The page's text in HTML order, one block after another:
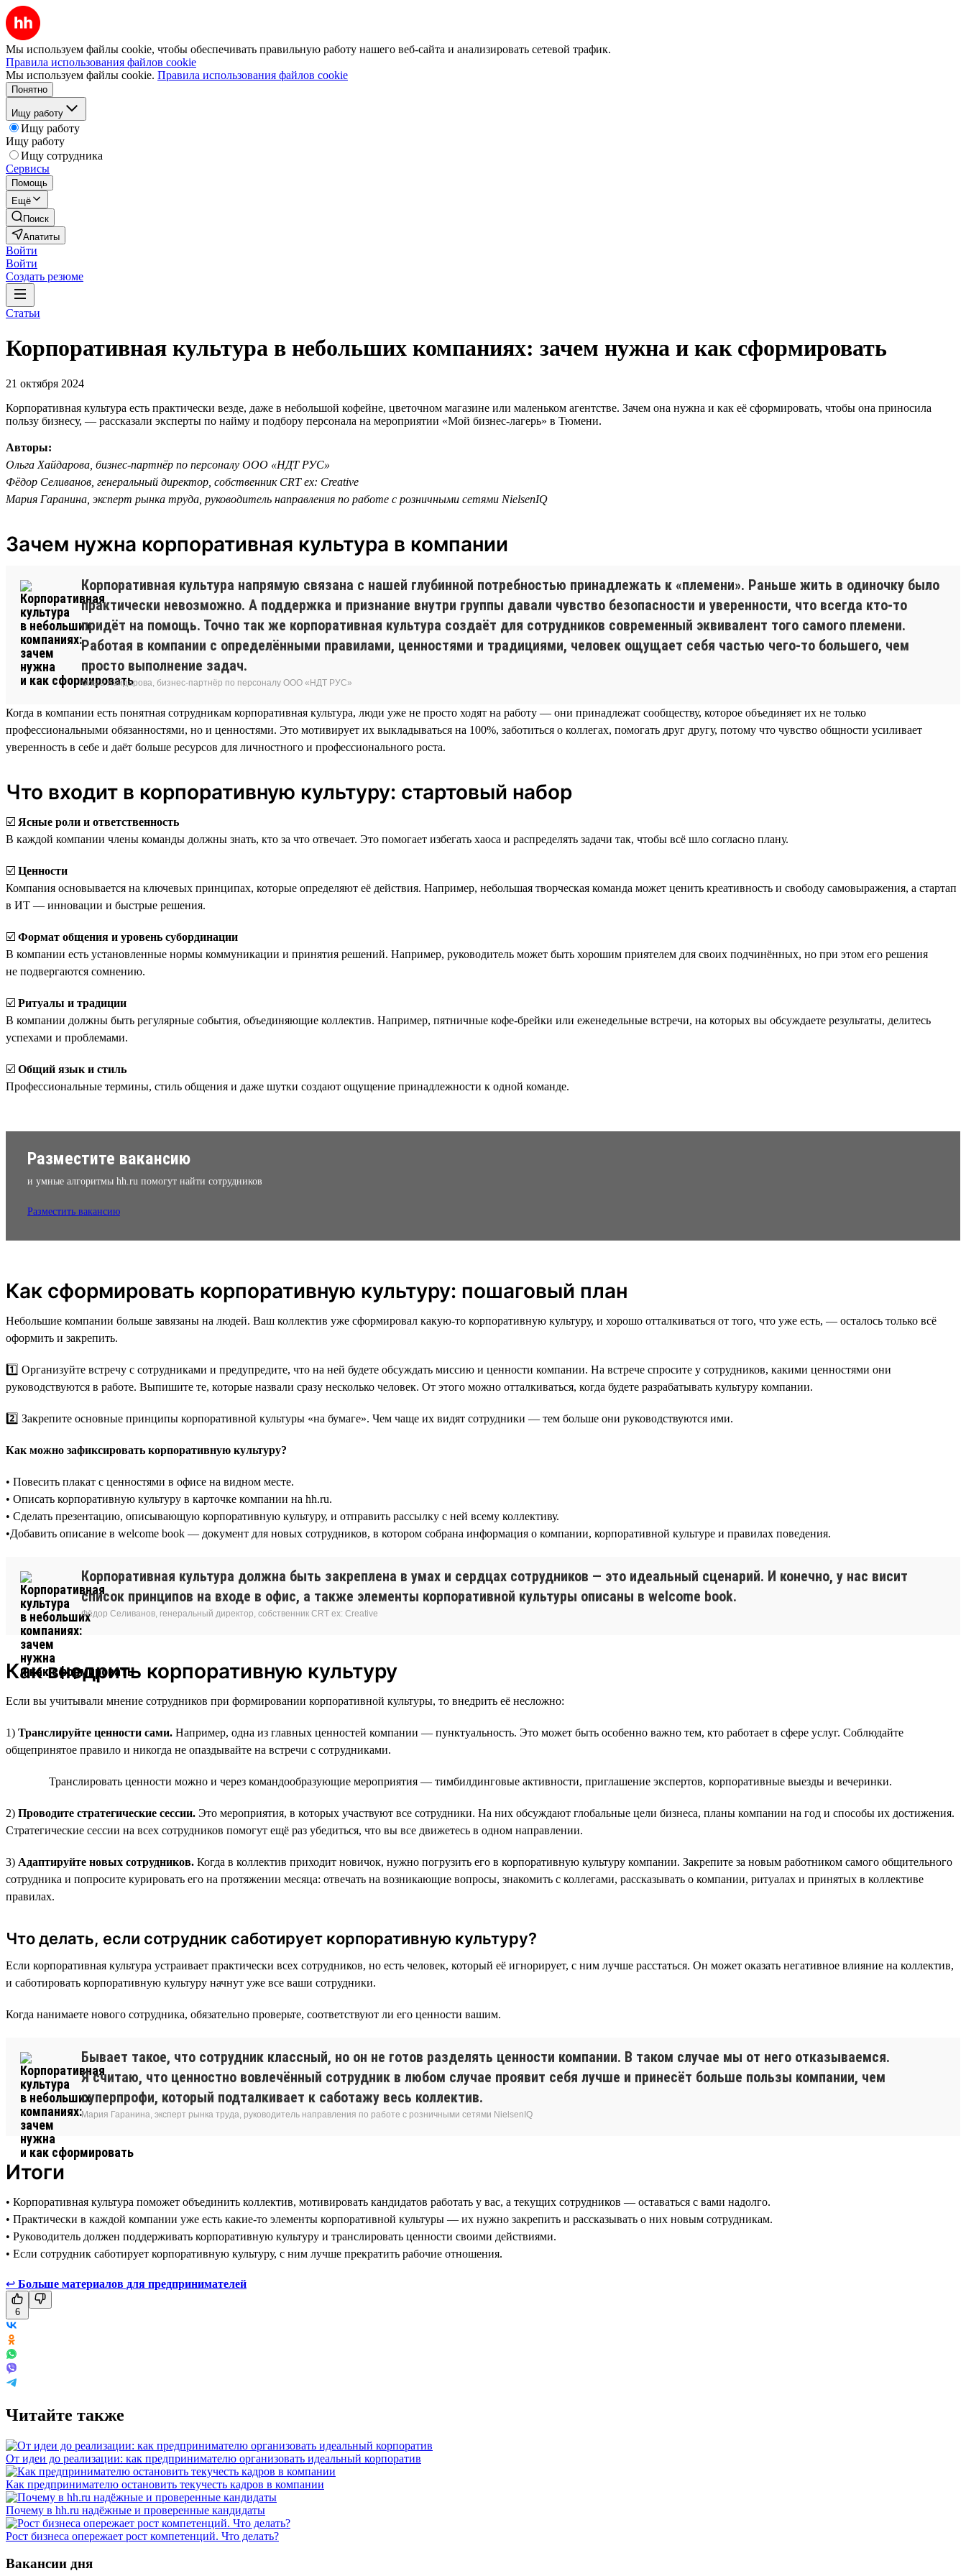
Мы используем файлы cookie, чтобы обеспечивать правильную работу нашего веб-сайта и анализировать сетевой трафик.
Правила использования файлов cookie
Мы используем файлы cookie. Правила использования файлов cookie
Понятно
Ищу работу
Ищу работу
Ищу работу
Ищу сотрудника
Сервисы
Помощь
Ещё
Поиск
Апатиты
Войти
Войти
Создать резюме
Статьи
Корпоративная культура в небольших компаниях: зачем нужна и как сформировать
21 октября 2024
Корпоративная культура есть практически везде, даже в небольшой кофейне, цветочном магазине или маленьком агентстве. Зачем она нужна и как её сформировать, чтобы она приносила
пользу бизнесу, — рассказали эксперты по найму и подбору персонала на мероприятии «Мой бизнес-лагерь» в Тюмени.
Авторы:
Ольга Хайдарова, бизнес-партнёр по персоналу ООО «НДТ РУС»
Фёдор Селиванов, генеральный директор, собственник CRT ex: Creative
Мария Гаранина, эксперт рынка труда, руководитель направления по работе с розничными сетями NielsenIQ
Зачем нужна корпоративная культура в компании
Корпоративная культура напрямую связана с нашей глубинной потребностью принадлежать к «племени». Раньше жить в одиночку было
практически невозможно. А поддержка и признание внутри группы давали чувство безопасности и уверенности, что всегда кто-то
придёт на помощь. Точно так же корпоративная культура создаёт для сотрудников современный эквивалент того самого племени.
Работая в компании с определёнными правилами, ценностями и традициями, человек ощущает себя частью чего-то большего, чем
просто выполнение задач.
Ольга Хайдарова, бизнес-партнёр по персоналу ООО «НДТ РУС»
Когда в компании есть понятная сотрудникам корпоративная культура, люди уже не просто ходят на работу — они принадлежат сообществу, которое объединяет их не только
профессиональными обязанностями, но и ценностями. Это мотивирует их выкладываться на 100%, заботиться о коллегах, помогать друг другу, потому что чувство общности усиливает
уверенность в себе и даёт больше ресурсов для личностного и профессионального роста.
Что входит в корпоративную культуру: стартовый набор
☑️ Ясные роли и ответственность
В каждой компании члены команды должны знать, кто за что отвечает. Это помогает избегать хаоса и распределять задачи так, чтобы всё шло согласно плану.
☑️ Ценности
Компания основывается на ключевых принципах, которые определяют её действия. Например, небольшая творческая команда может ценить креативность и свободу самовыражения, а стартап
в ИТ — инновации и быстрые решения.
☑️ Формат общения и уровень субординации
В компании есть установленные нормы коммуникации и принятия решений. Например, руководитель может быть хорошим приятелем для своих подчинённых, но при этом его решения
не подвергаются сомнению.
☑️ Ритуалы и традиции
В компании должны быть регулярные события, объединяющие коллектив. Например, пятничные кофе-брейки или еженедельные встречи, на которых вы обсуждаете результаты, делитесь
успехами и проблемами.
☑️ Общий язык и стиль
Профессиональные термины, стиль общения и даже шутки создают ощущение принадлежности к одной команде.
Разместите вакансию
и умные алгоритмы hh.ru помогут найти сотрудников
Разместить вакансию
Как сформировать корпоративную культуру: пошаговый план
Небольшие компании больше завязаны на людей. Ваш коллектив уже сформировал какую-то корпоративную культуру, и хорошо отталкиваться от того, что уже есть, — осталось только всё
оформить и закрепить.
1️⃣ Организуйте встречу с сотрудниками и предупредите, что на ней будете обсуждать миссию и ценности компании. На встрече спросите у сотрудников, какими ценностями они
руководствуются в работе. Выпишите те, которые назвали сразу несколько человек. От этого можно отталкиваться, когда будете разрабатывать культуру компании.
2️⃣ Закрепите основные принципы корпоративной культуры «на бумаге». Чем чаще их видят сотрудники — тем больше они руководствуются ими.
Как можно зафиксировать корпоративную культуру?
• Повесить плакат с ценностями в офисе на видном месте.
• Описать корпоративную культуру в карточке компании на hh.ru.
• Сделать презентацию, описывающую корпоративную культуру, и отправить рассылку с ней всему коллективу.
•Добавить описание в welcome book — документ для новых сотрудников, в котором собрана информация о компании, корпоративной культуре и правилах поведения.
Корпоративная культура должна быть закреплена в умах и сердцах сотрудников — это идеальный сценарий. И конечно, у нас висит
список принципов на входе в офис, а также элементы корпоративной культуры описаны в welcome book.
Фёдор Селиванов, генеральный директор, собственник CRT ex: Creative
Как внедрить корпоративную культуру
Если вы учитывали мнение сотрудников при формировании корпоративной культуры, то внедрить её несложно:
1) Транслируйте ценности сами. Например, одна из главных ценностей компании — пунктуальность. Это может быть особенно важно тем, кто работает в сфере услуг. Соблюдайте
общепринятое правило и никогда не опаздывайте на встречи с сотрудниками.
Транслировать ценности можно и через командообразующие мероприятия — тимбилдинговые активности, приглашение экспертов, корпоративные выезды и вечеринки.
2) Проводите стратегические сессии. Это мероприятия, в которых участвуют все сотрудники. На них обсуждают глобальные цели бизнеса, планы компании на год и способы их достижения.
Стратегические сессии на всех сотрудников помогут ещё раз убедиться, что вы все движетесь в одном направлении.
3) Адаптируйте новых сотрудников. Когда в коллектив приходит новичок, нужно погрузить его в корпоративную культуру компании. Закрепите за новым работником самого общительного
сотрудника и попросите курировать его на протяжении месяца: отвечать на возникающие вопросы, знакомить с коллегами, рассказывать о компании, ритуалах и принятых в коллективе
правилах.
Что делать, если сотрудник саботирует корпоративную культуру?
Если корпоративная культура устраивает практически всех сотрудников, но есть человек, который её игнорирует, с ним лучше расстаться. Он может оказать негативное влияние на коллектив,
и саботировать корпоративную культуру начнут уже все ваши сотрудники.
Когда нанимаете нового сотрудника, обязательно проверьте, соответствуют ли его ценности вашим.
Бывает такое, что сотрудник классный, но он не готов разделять ценности компании. В таком случае мы от него отказываемся.
Я считаю, что ценностно вовлечённый сотрудник в любом случае проявит себя лучше и принесёт больше пользы компании, чем
суперпрофи, который подталкивает к саботажу весь коллектив.
Мария Гаранина, эксперт рынка труда, руководитель направления по работе с розничными сетями NielsenIQ
Итоги
• Корпоративная культура поможет объединить коллектив, мотивировать кандидатов работать у вас, а текущих сотрудников — оставаться с вами надолго.
• Практически в каждой компании уже есть какие-то элементы корпоративной культуры — их нужно закрепить и рассказывать о них новым сотрудникам.
• Руководитель должен поддерживать корпоративную культуру и транслировать ценности своими действиями.
• Если сотрудник саботирует корпоративную культуру, с ним лучше прекратить рабочие отношения.
↩ Больше материалов для предпринимателей
6
Читайте также
От идеи до реализации: как предпринимателю организовать идеальный корпоратив
Как предпринимателю остановить текучесть кадров в компании
Почему в hh.ru надёжные и проверенные кандидаты
Рост бизнеса опережает рост компетенций. Что делать?
Вакансии дня